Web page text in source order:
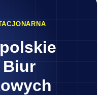
Biur